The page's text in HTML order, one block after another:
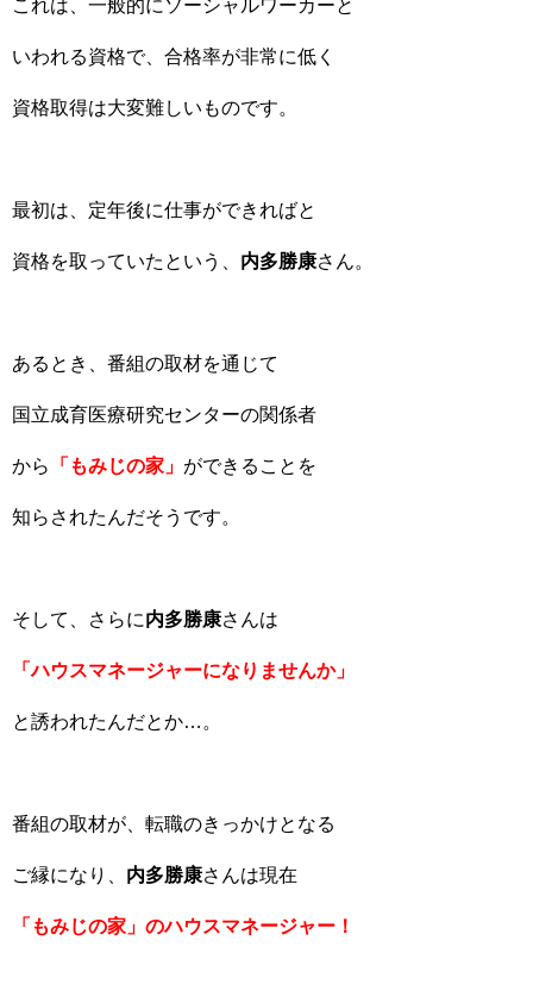
これは、一般的にソーシャルワーカーと
いわれる資格で、合格率が非常に低く
資格取得は大変難しいものです。
最初は、定年後に仕事ができればと
資格を取っていたという、 内多勝康さん。
あるとき、番組の取材を通じて
国立成育医療研究センターの関係者
から 「もみじの家」 ができることを
知らされたんだそうです。
そして、さらに内多勝康さんは
「ハウスマネージャーになりませんか」
と誘われたんだとか…。
番組の取材が、転職のきっかけとなる
ご縁になり、 内多勝康さんは現在
「もみじの家」のハウスマネージャー！